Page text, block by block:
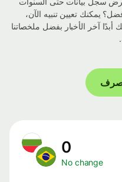
تعيين تنبيه الآن،
آخر الأخبار بفضل ملخصاتنا
No change